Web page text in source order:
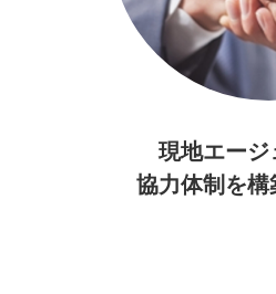
現地エー
協力体制を